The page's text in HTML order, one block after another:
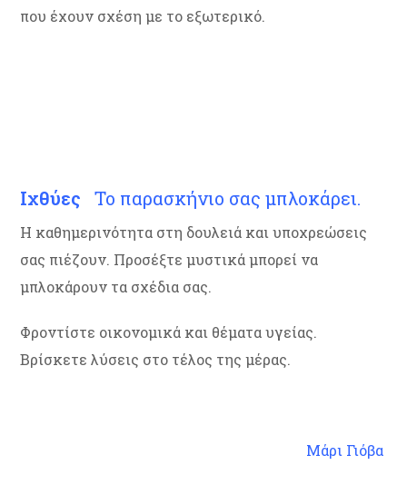
που έχουν σχέση με το εξωτερικό.
Ιχθύες Το παρασκήνιο σας μπλοκάρει.
Η καθημερινότητα στη δουλειά και υποχρεώσεις
σας πιέζουν. Προσέξτε μυστικά μπορεί να
μπλοκάρουν τα σχέδια σας.
Φροντίστε οικονομικά και θέματα υγείας.
Βρίσκετε λύσεις στο τέλος της μέρας.
Μάρι Γιόβα